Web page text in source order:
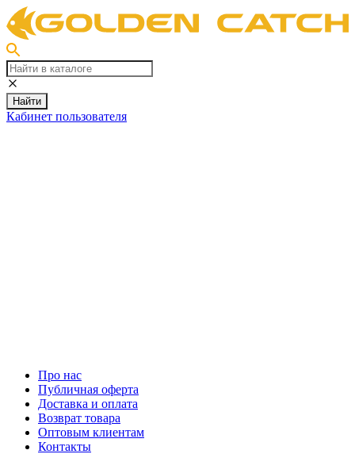
Найти
Кабинет пользователя
Про нас
Публичная оферта
Доставка и оплата
Возврат товара
Оптовым клиентам
Контакты